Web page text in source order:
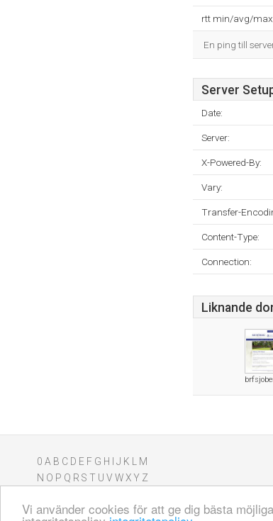
Vi använder cookies för att ge dig bästa
rtt min/avg/
En ping till
Server
Date:
Server:
X-Powered-By:
Vary:
Transfer-
Content-Type:
Connection:
Liknande
0 A B C D E F G H J K
M
N O P Q R S T U V WXY Z